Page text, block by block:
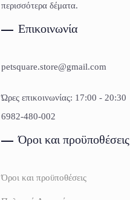
περισσότερα δέματα.
Επικοινωνία
petsquare.store@gmail.com
Ώρες επικοινωνίας: 17:00 - 20:30
6982-480-002
Όροι και προϋποθέσεις
Όροι και προϋποθέσεις